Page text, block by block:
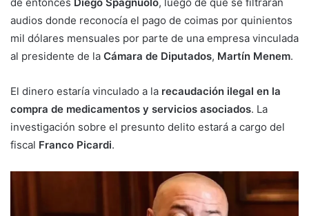
audios donde reconocía el pago de coimas por quinientos
mil dólares mensuales por parte de una empresa vinculada
al presidente de la Cámara de Diputados, Martín Menem.
El dinero estaría vinculado a la recaudación ilegal en la
compra de medicamentos y servicios asociados. La
investigación sobre el presunto delito estará a cargo del
fiscal Franco Picardi.